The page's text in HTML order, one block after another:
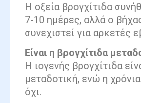
Η οξεία βρογχίτιδα
7-10 ημέρες, αλλά ο
συνεχιστεί για αρκετές
Είναι η βρογχίτιδα
Η ιογενής βρογχίτιδα
μεταδοτική, ενώ η
όχι.